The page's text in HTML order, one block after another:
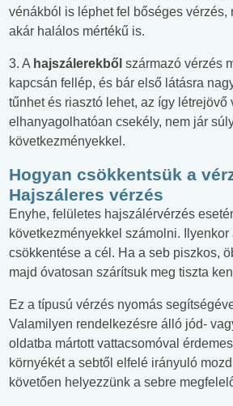
vénákból is léphet fel bőséges vérzés,
akár halálos mértékű is.
3. A hajszálerekből származó vérzés
kapcsán fellép, és bár első látásra
tűnhet és riasztó lehet, az így létrejövő
elhanyagolhatóan csekély, nem jár
következményekkel.
Hogyan csökkentsük a
Hajszáleres vérzés
Enyhe, felületes hajszálérvérzés
következményekkel számolni.
csökkentése a cél. Ha a seb piszkos,
majd óvatosan szárítsuk meg tiszta
Ez a típusú vérzés nyomás
Valamilyen rendelkezésre álló jód-
oldatba mártott vattacsomóval
környékét a sebtől elfelé irányuló
követően helyezzünk a sebre